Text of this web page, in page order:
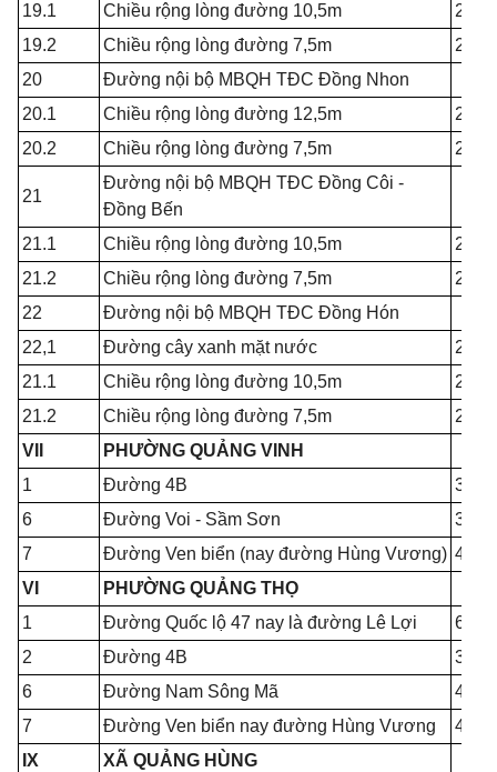
19.1
Chiều rộng lòng đường 10,5m
19.2
Chiều rộng lòng đường 7,5m
20
Đường nội bộ MBQH TĐC Đồng Nhon
20.1
Chiều rộng lòng đường 12,5m
20.2
Chiều rộng lòng đường 7,5m
21
Đường nội bộ MBQH TĐC Đồng Côi -
Đồng Bến
21.1
Chiều rộng lòng đường 10,5m
21.2
Chiều rộng lòng đường 7,5m
22
Đường nội bộ MBQH TĐC Đồng Hón
22,1
Đường cây xanh mặt nước
21.1
Chiều rộng lòng đường 10,5m
21.2
Chiều rộng lòng đường 7,5m
VII
PHƯỜNG QUẢNG VINH
1
Đường 4B
6
Đường Voi - Sầm Sơn
7
Đường Ven biển (nay đường Hùng Vương)
VI
PHƯỜNG QUẢNG THỌ
1
Đường Quốc lộ 47 nay là đường Lê Lợi
2
Đường 4B
6
Đường Nam Sông Mã
7
Đường Ven biển nay đường Hùng Vương
IX
XÃ QUẢNG HÙNG